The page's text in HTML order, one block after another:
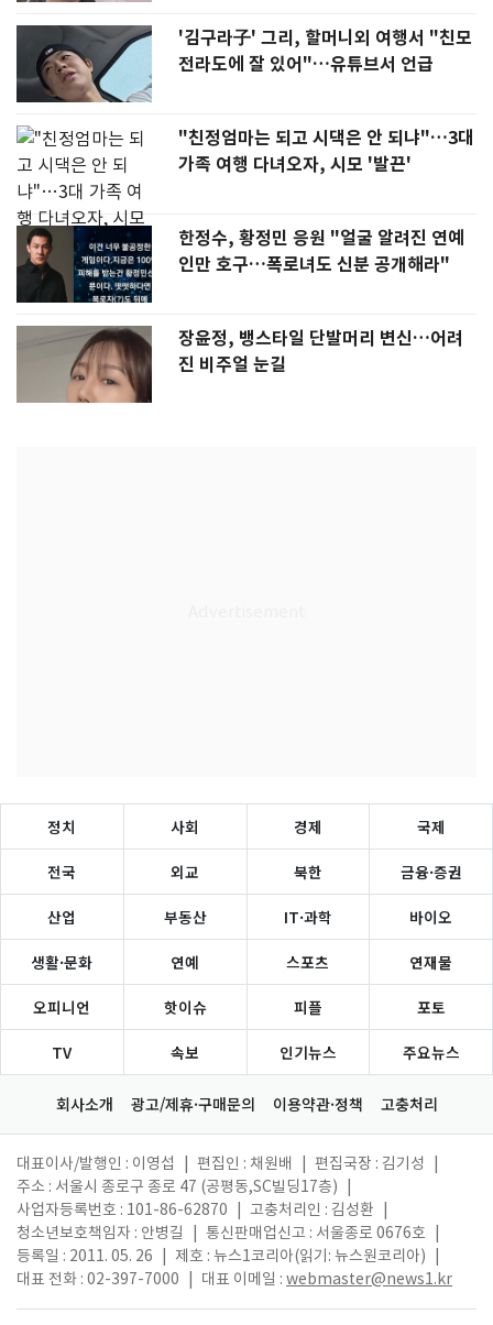
'김구라子' 그리, 할머니외 여행서 "친모
전라도에 잘 있어"…유튜브서 언급
"친정엄마는 되고 시댁은 안 되냐"…3대
가족 여행 다녀오자, 시모 '발끈'
한정수, 황정민 응원 "얼굴 알려진 연예
인만 호구…폭로녀도 신분 공개해라"
장윤정, 뱅스타일 단발머리 변신…어려
진 비주얼 눈길
정치 사회 경제 국제
전국 외교 북한 금융·증권
산업 부동산 IT·과학 바이오
생활·문화 연예 스포츠 연재물
오피니언 핫이슈 피플 포토
TV 속보 인기뉴스 주요뉴스
회사소개 광고/제휴·구매문의 이용약관·정책 고충처리
대표이사/발행인 : 이영섭 편집인 : 채원배 편집국장 : 김기성
주소 : 서울시 종로구 종로 47 (공평동,SC빌딩17층)
사업자등록번호 : 101-86-62870
고충처리인 : 김성환
청소년보호책임자 : 안병길
통신판매업신고 : 서울종로 0676호
등록일 : 2011. 05. 26
제호 : 뉴스1코리아(읽기: 뉴스원코리아)
대표 전화 : 02-397-7000
대표 이메일 : webmaster@news1.kr